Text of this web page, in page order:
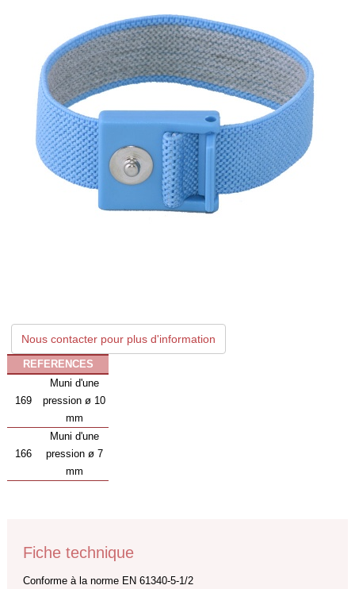
Nous contacter pour plus d'information
REFERENCES
169
Muni d'une
pression ø 10
mm
166
Muni d'une
pression ø 7
mm
Fiche technique
Conforme à la norme EN 61340-5-1/2